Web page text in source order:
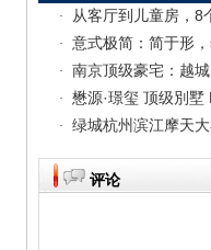
从客厅到儿童房，8
意式极简：简于形
南京顶级豪宅：越
懋源·璟玺 顶级別墅
绿城杭州滨江摩天
评论